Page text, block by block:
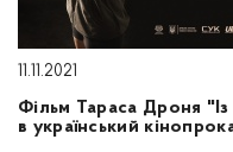
11.11.2021
Фільм Тараса Дроня
в український